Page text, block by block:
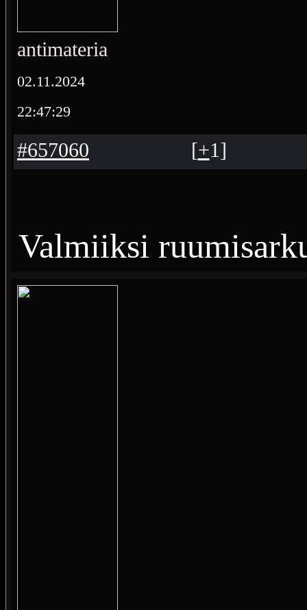
antimateria
02.11.2024
22:47:29
#657060 [+1]
Valmiiksi